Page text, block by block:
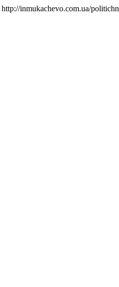
http://inmukachevo.com.ua/